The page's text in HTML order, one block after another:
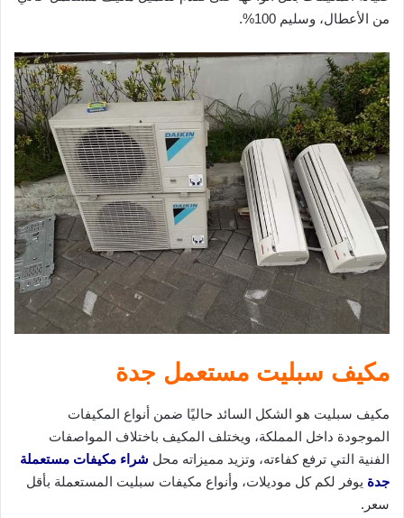
من الأعطال، وسليم 100%.
مكيف سبليت مستعمل جدة
مكيف سبليت هو الشكل السائد حاليًا ضمن أنواع المكيفات
الموجودة داخل المملكة، ويختلف المكيف باختلاف المواصفات
الفنية التي ترفع كفاءته، وتزيد مميزاته محل شراء مكيفات مستعملة
جدة يوفر لكم كل موديلات، وأنواع مكيفات سبليت المستعملة بأقل
سعر.